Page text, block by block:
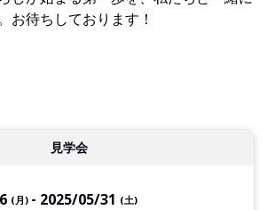
お待ちしております！
見学会
(月) 2025/05/31 (土)